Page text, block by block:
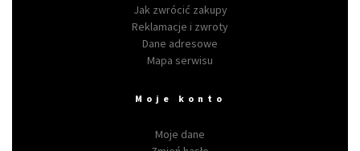
Jak zwrócić zakupy
Reklamacje i zwroty
Dane adresowe
Mapa serwisu
Moje konto
Moje dane